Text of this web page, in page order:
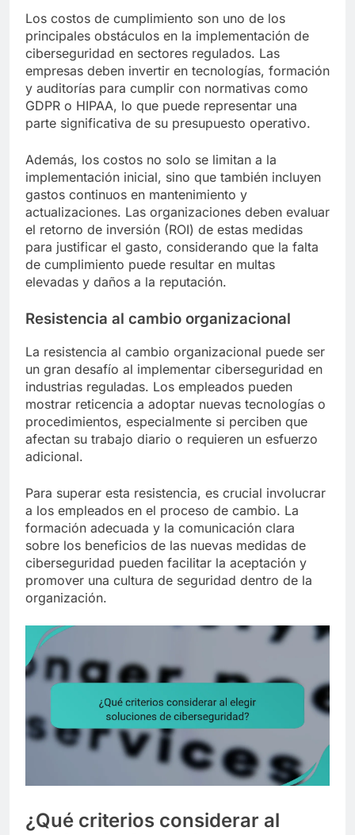
Los costos de cumplimiento son uno de los
principales obstáculos en la implementación de
ciberseguridad en sectores regulados. Las
empresas deben invertir en tecnologías, formación
y auditorías para cumplir con normativas como
GDPR o HIPAA, lo que puede representar una
parte significativa de su presupuesto operativo.
Además, los costos no solo se limitan a la
implementación inicial, sino que también incluyen
gastos continuos en mantenimiento y
actualizaciones. Las organizaciones deben evaluar
el retorno de inversión (ROI) de estas medidas
para justificar el gasto, considerando que la falta
de cumplimiento puede resultar en multas
elevadas y daños a la reputación.
Resistencia al cambio organizacional
La resistencia al cambio organizacional puede ser
un gran desafío al implementar ciberseguridad en
industrias reguladas. Los empleados pueden
mostrar reticencia a adoptar nuevas tecnologías o
procedimientos, especialmente si perciben que
afectan su trabajo diario o requieren un esfuerzo
adicional.
Para superar esta resistencia, es crucial involucrar
a los empleados en el proceso de cambio. La
formación adecuada y la comunicación clara
sobre los beneficios de las nuevas medidas de
ciberseguridad pueden facilitar la aceptación y
promover una cultura de seguridad dentro de la
organización.
¿Qué criterios considerar al